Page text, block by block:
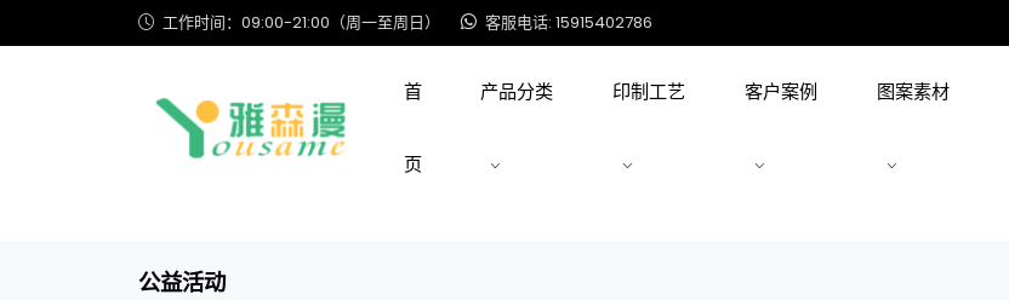
工作时间：09:00-21:00（周一至周日） 客服电话: 15915402786
首
页
产品分类 印制工艺 客户案例 图案素材
公益活动